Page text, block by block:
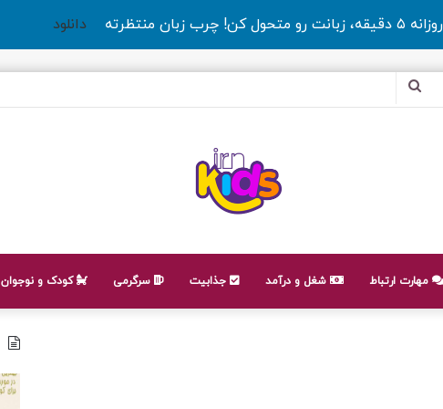
روزانه ۵ دقیقه، زبانت رو متحول کن! چرب زبان منتظرته دانلود
جستجو
مهارت ارتباط شغل و درآمد جذابیت سرگرمی کودک و نوجوان